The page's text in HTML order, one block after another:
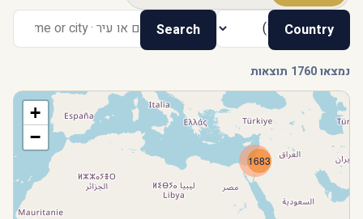
Country
Search
נמצאו 1760 תוצאות
1683
+
−